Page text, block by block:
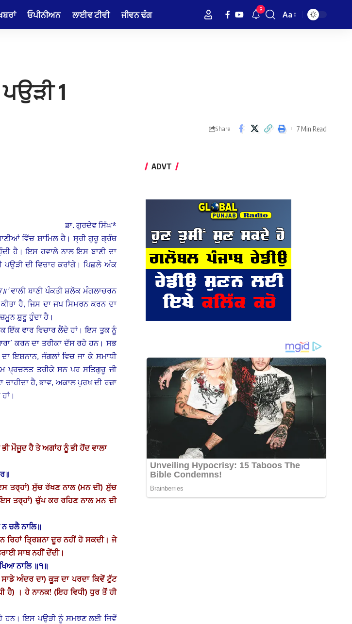
ਓਪੀਨੀਅਨ ਲਾਈਵ ਟੀਵੀ ਜੀਵਨ ਢੰਗ 9
Font
Aa
1
Share 7 Min Read
ਡਾ. ਗੁਰਦੇਵ ਸਿੰਘ*
ਵਿੱਚ ਸ਼ਾਮਿਲ ਹੈ। ਸ੍ਰੀ ਗੁਰੂ ਗ੍ਰੰਥ
ਹੈ। ਇਸ ਹਵਾਲੇ ਨਾਲ ਇਸ ਬਾਣੀ ਦਾ
ਦੀ ਵਿਚਾਰ ਕਰਾਂਗੇ। ਪਿਛਲੇ ਅੰਕ
ਵਾਲੀ ਬਾਣੀ ਪੰਕਤੀ ਸ਼ਲੋਕ ਮੰਗਲਾਚਰਨ
ਹੈ, ਜਿਸ ਦਾ ਜਪ ਸਿਮਰਨ ਕਰਨ ਦਾ
ਸ਼ੁਰੂ ਹੁੰਦਾ ਹੈ।
ਇੱਕ ਵਾਰ ਵਿਚਾਰ ਲੈਂਦੇ ਹਾਂ। ਇਸ ਤੁਕ ਨੂੰ
ਕਰਨ ਦਾ ਤਰੀਕਾ ਦੱਸ ਰਹੇ ਹਨ। ਸਭ
ਇਸ਼ਨਾਨ, ਜੰਗਲਾਂ ਵਿਚ ਜਾ ਕੇ ਸਮਾਧੀ
ਪ੍ਰਚਲਤ ਤਰੀਕੇ ਸਨ ਪਰ ਸਤਿਗੁਰੂ ਜੀ
ਹੈ, ਭਾਵ, ਅਕਾਲ ਪੁਰਖ ਦੀ ਰਜ਼ਾ
ਮੌਜੂਦ ਹੈ ਤੇ ਅਗਾਂਹ ਨੂੰ ਭੀ ਹੋਂਦ ਵਾਲਾ
ਤਰ੍ਹਾਂ) ਸੁੱਚ ਰੱਖਣ ਨਾਲ (ਮਨ ਦੀ) ਸੁੱਚ
ਤਰ੍ਹਾਂ) ਚੁੱਪ ਕਰ ਰਹਿਣ ਨਾਲ ਮਨ ਦੀ
ਚਲੈ ਨਾਲਿ॥
ਰਿਹਾਂ ਤ੍ਰਿਸ਼ਨਾ ਦੂਰ ਨਹੀਂ ਹੋ ਸਕਦੀ। ਜੇ
ਸਾਥ ਨਹੀਂ ਦੇਂਦੀ।
ਨਾਲਿ ॥੧॥
ਅੰਦਰ ਦਾ) ਕੂੜ ਦਾ ਪਰਦਾ ਕਿਵੇਂ ਟੁੱਟ
ਹੈ) । ਹੇ ਨਾਨਕ! (ਇਹ ਵਿਧੀ) ਧੁਰ ਤੋਂ ਹੀ
ਹਨ। ਇਸ ਪਉੜੀ ਨੂੰ ਸਮਝਣ ਲਈ ਜਿਵੇਂ
ADVT